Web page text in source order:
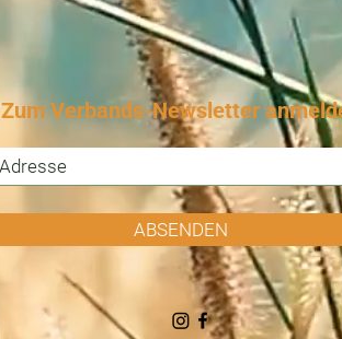
Zum Verbands-Newsletter
ABSENDEN